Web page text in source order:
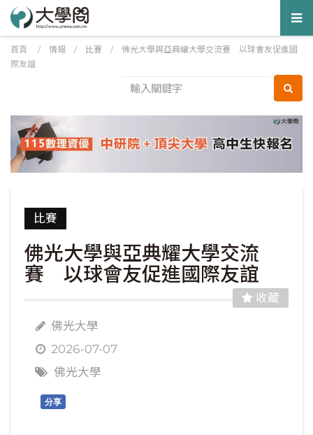
首頁 / 情報 / 比賽 / 佛光大學與亞典耀大學交流賽 以球會友促進國
際友誼
比賽
佛光大學與亞典耀大學交流
賽 以球會友促進國際友誼
收藏
佛光大學
2026-07-07
佛光大學
分享